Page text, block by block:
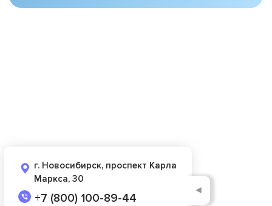
г. Новосибирск, проспект Карла
Маркса, 30
+7 (800) 100-89-44
◄